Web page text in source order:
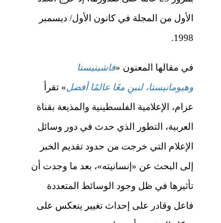
الأول من المجلة في كانون الأول/ ديسمبر
1998.
في مقالها المعنون «فاشينيستا
وهيومانيستا، لنبنِ معًا عالمًا أفضل» تقرأ
عزام، الإعلامية الفلسطينية والمذيعة بقناة
العربية،
التطور الذي حدث في دور وسائل
الإعلام التي خرجت من حدود تقديم الخبر
إلى البحث عن «إنسانيته»، بعد ما وجدت أن
تأثيرها في ظل وجود الوسائط المتعددة
فاعل وقادر على إحداث تغيير ينعكس على